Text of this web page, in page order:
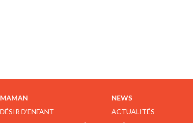
MAMAN
DÉSIR D'ENFANT
NEWS
ACTUALITÉS